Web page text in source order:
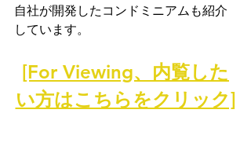
自社が開発したコンドミニアムも紹介
しています。
[For Viewing、内覧した
い方はこちらをクリック]